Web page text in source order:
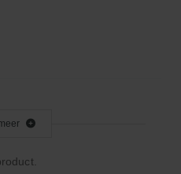
remvloeistof